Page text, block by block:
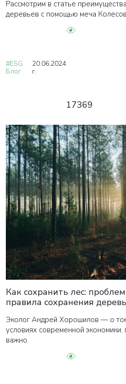
Рассмотрим в статье
деревьев с помощью меча
#ESG
Блог
20.06.2024
г.
17369
Как сохранить лес:
правила сохранения
Эколог Андрей Хорошилов — о
условиях современной экономики,
важно.